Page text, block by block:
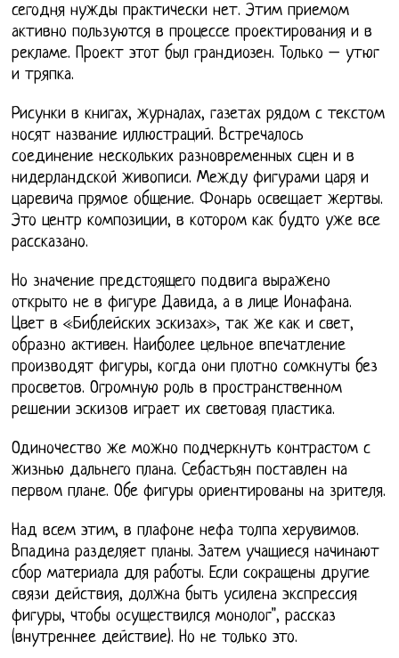
сегодня нужды практически нет. Этим приемом
активно пользуются в процессе проектирования и в
рекламе. Проект этот был грандиозен. Только – утюг
и тряпка.
Рисунки в книгах, журналах, газетах рядом с текстом
носят название иллюстраций. Встречалось
соединение нескольких разновременных сцен и в
нидерландской живописи. Между фигурами царя и
царевича прямое общение. Фонарь освещает жертвы.
Это центр композиции, в котором как будто уже все
рассказано.
Но значение предстоящего подвига выражено
открыто не в фигуре Давида, а в лице Ионафана.
Цвет в «Библейских эскизах», так же как и свет,
образно активен. Наиболее цельное впечатление
производят фигуры, когда они плотно сомкнуты без
просветов. Огромную роль в пространственном
решении эскизов играет их световая пластика.
Одиночество же можно подчеркнуть контрастом с
жизнью дальнего плана. Себастьян поставлен на
первом плане. Обе фигуры ориентированы на зрителя.
Над всем этим, в плафоне нефа толпа херувимов.
Впадина разделяет планы. Затем учащиеся начинают
сбор материала для работы. Если сокращены другие
связи действия, должна быть усилена экспрессия
фигуры, чтобы осуществился монолог", рассказ
(внутреннее действие). Но не только это.